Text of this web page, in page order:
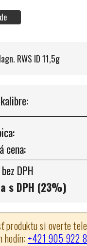
RWS ID 11,5g
cena:
DPH
s DPH (23%)
produktu si overte
hodín:+421 905 922